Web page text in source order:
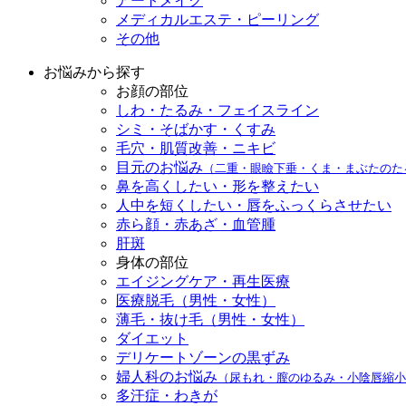
メディカルエステ・ピーリング
その他
お悩みから探す
お顔の部位
しわ・たるみ・フェイスライン
シミ・そばかす・くすみ
毛穴・肌質改善・ニキビ
目元のお悩み （二重・眼瞼下垂・くま・まぶたのた
鼻を高くしたい・形を整えたい
人中を短くしたい・唇をふっくらさせたい
赤ら顔・赤あざ・血管腫
肝斑
身体の部位
エイジングケア・再生医療
医療脱毛（男性・女性）
薄毛・抜け毛（男性・女性）
ダイエット
デリケートゾーンの黒ずみ
婦人科のお悩み （尿もれ・膣のゆるみ・小陰唇縮小
多汗症・わきが